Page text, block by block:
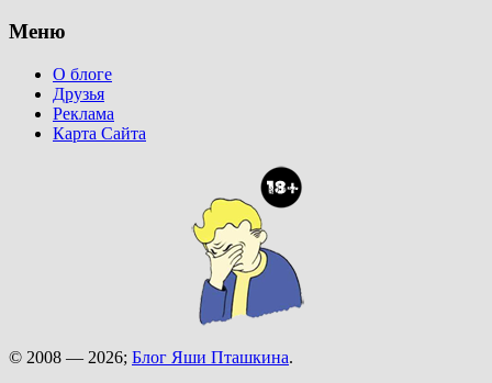
Меню
О блоге
Друзья
Реклама
Карта Сайта
© 2008 — 2026; Блог Яши Пташкина.